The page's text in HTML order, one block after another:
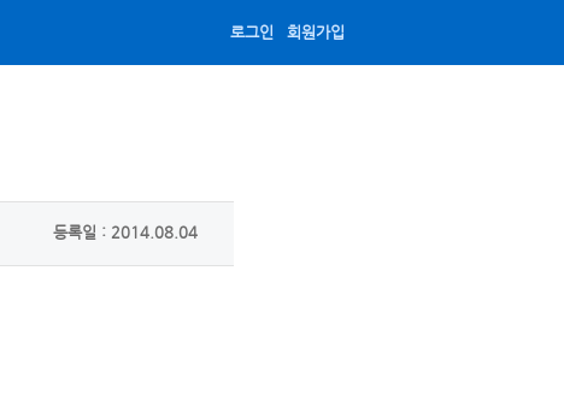
로그인 회원가입
등록일 : 2014.08.04